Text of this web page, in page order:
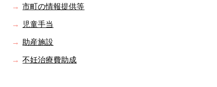
市町の情報提供等
児童手当
助産施設
不妊治療費助成